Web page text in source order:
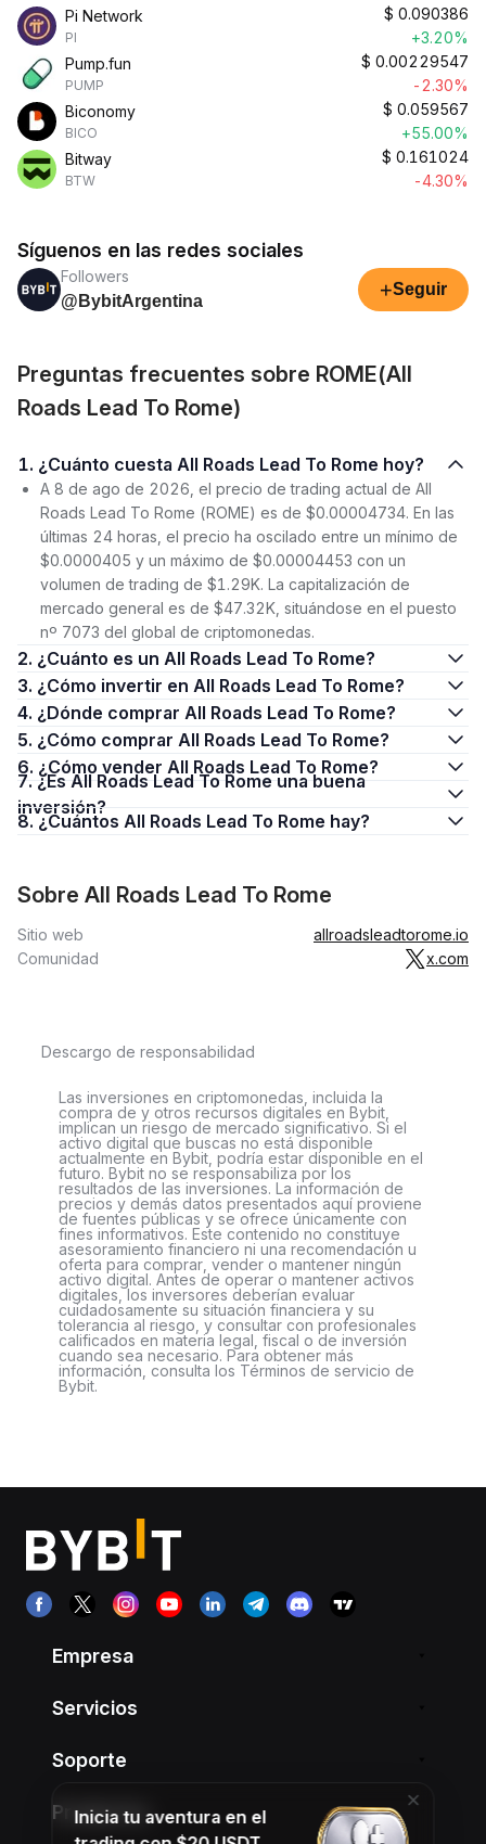
Pi Network
PI
$ 0.090386
+3.20%
Pump.fun
PUMP
$ 0.00229547
-2.30%
Biconomy
BICO
$ 0.059567
+55.00%
Bitway
BTW
$ 0.161024
-4.30%
Síguenos en las redes sociales
Followers
@BybitArgentina
+Seguir
Preguntas frecuentes sobre ROME(All
Roads Lead To Rome)
1. ¿Cuánto cuesta All Roads Lead To Rome hoy?
A 8 de ago de 2026, el precio de trading actual de All
Roads Lead To Rome (ROME) es de $0.00004734. En las
últimas 24 horas, el precio ha oscilado entre un mínimo de
$0.0000405 y un máximo de $0.00004453 con un
volumen de trading de $1.29K. La capitalización de
mercado general es de $47.32K, situándose en el puesto
nº 7073 del global de criptomonedas.
2. ¿Cuánto es un All Roads Lead To Rome?
3. ¿Cómo invertir en All Roads Lead To Rome?
4. ¿Dónde comprar All Roads Lead To Rome?
5. ¿Cómo comprar All Roads Lead To Rome?
6. ¿Cómo vender All Roads Lead To Rome?
7. ¿Es All Roads Lead To Rome una buena
inversión?
8. ¿Cuántos All Roads Lead To Rome hay?
Sobre All Roads Lead To Rome
Sitio web
allroadsleadtorome.io
Comunidad
x.com
Descargo de responsabilidad
Las inversiones en criptomonedas, incluida la
compra de y otros recursos digitales en Bybit,
implican un riesgo de mercado significativo. Si el
activo digital que buscas no está disponible
actualmente en Bybit, podría estar disponible en el
futuro. Bybit no se responsabiliza por los
resultados de las inversiones. La información de
precios y demás datos presentados aquí proviene
de fuentes públicas y se ofrece únicamente con
fines informativos. Este contenido no constituye
asesoramiento financiero ni una recomendación u
oferta para comprar, vender o mantener ningún
activo digital. Antes de operar o mantener activos
digitales, los inversores deberían evaluar
cuidadosamente su situación financiera y su
tolerancia al riesgo, y consultar con profesionales
calificados en materia legal, fiscal o de inversión
cuando sea necesario. Para obtener más
información, consulta los Términos de servicio de
Bybit.
Empresa
Servicios
Soporte
Productos
Inicia tu aventura en el